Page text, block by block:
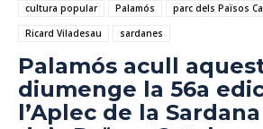
cultura popular
Palamós
parc dels Països
Ricard Viladesau
sardanes
Palamós acull
diumenge la 56a
l’Aplec de la